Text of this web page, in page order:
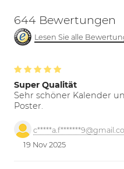
644 Bewertungen
Lesen Sie alle
Super Qualität
Sehr schöner Kalender
Poster.
19 Nov 2025